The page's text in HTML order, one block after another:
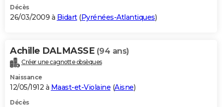
Décès
26/03/2009 à Bidart(Pyrénées-Atlantiques)
Achille DALMASSE (94 ans)
Créer une cagnotte obsèques
Naissance
12/05/1912 à Maast-et-Violaine (Aisne)
Décès